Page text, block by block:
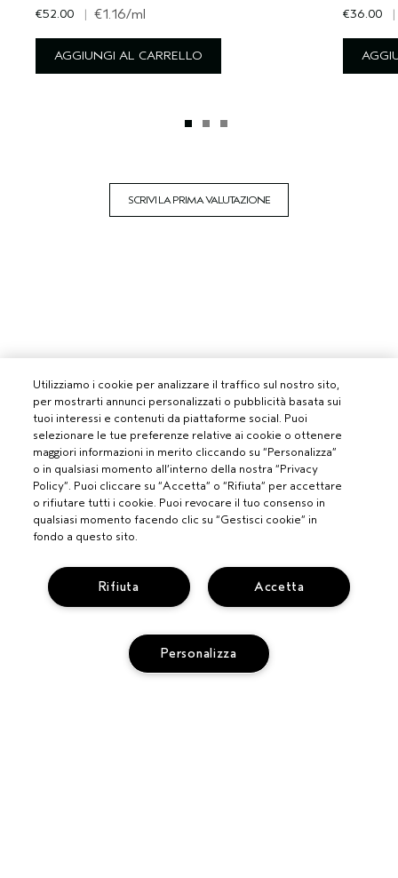
€52.00 | €1.16/ml
AGGIUNGI AL CARRELLO
€36.00 |
SCRIVI LA PRIMA VALUTAZIONE
DIVENTA UN SALONE AVEDA
Utilizziamo i cookie per analizzare il traffico sul nostro sito,
per mostrarti annunci personalizzati o pubblicità basata sui
tuoi interessi e contenuti da piattaforme social. Puoi
selezionare le tue preferenze relative ai cookie o ottenere
maggiori informazioni in merito cliccando su “Personalizza”
o in qualsiasi momento all’interno della nostra “Privacy
Policy”. Puoi cliccare su “Accetta” o “Rifiuta” per accettare
o rifiutare tutti i cookie. Puoi revocare il tuo consenso in
qualsiasi momento facendo clic su “Gestisci cookie” in
fondo a questo sito.
Accetta
Rifiuta
Personalizza